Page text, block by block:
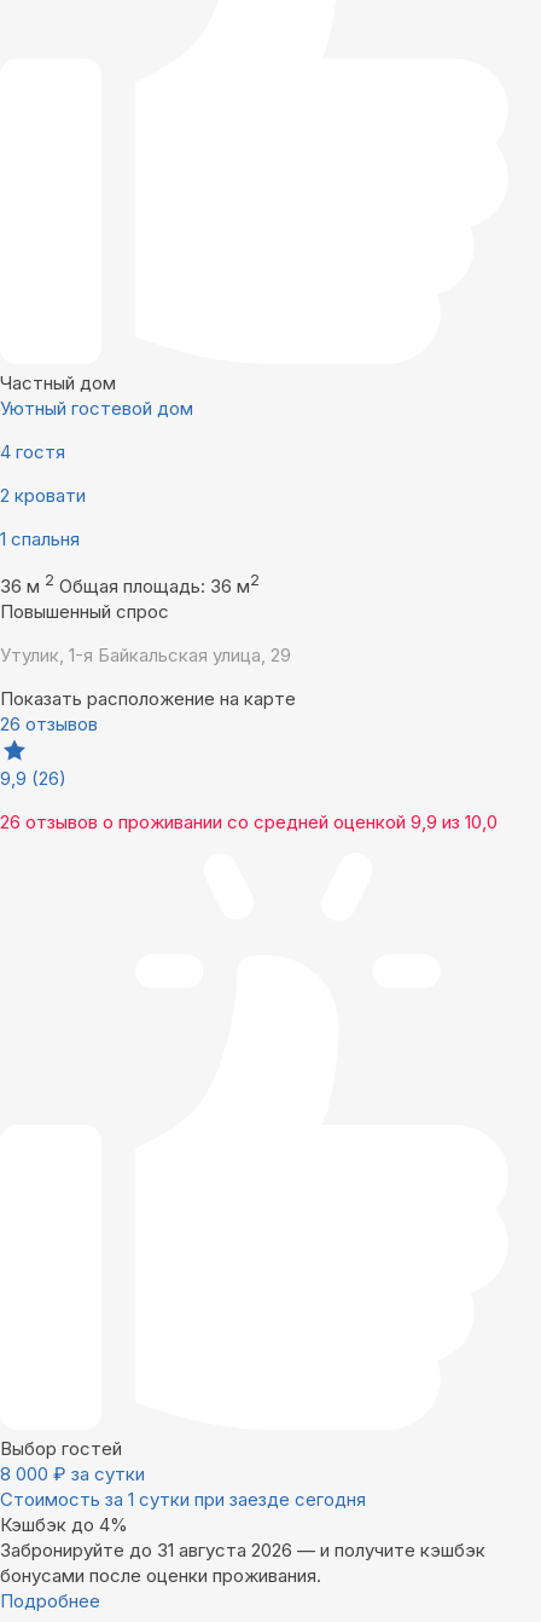
Частный дом
Уютный гостевой дом
4 гостя
2 кровати
1 спальня
36 м 2 Общая площадь: 36 м2
Повышенный спрос
Утулик, 1-я Байкальская улица, 29
Показать расположение на карте
26 отзывов
9,9 (26)
26 отзывов о проживании со средней оценкой 9,9 из 10,0
Выбор гостей
8 000 ₽ за сутки
Стоимость за 1 сутки при заезде сегодня
Кэшбэк до 4%
Забронируйте до 31 августа 2026 — и получите кэшбэк
бонусами после оценки проживания.
Подробнее